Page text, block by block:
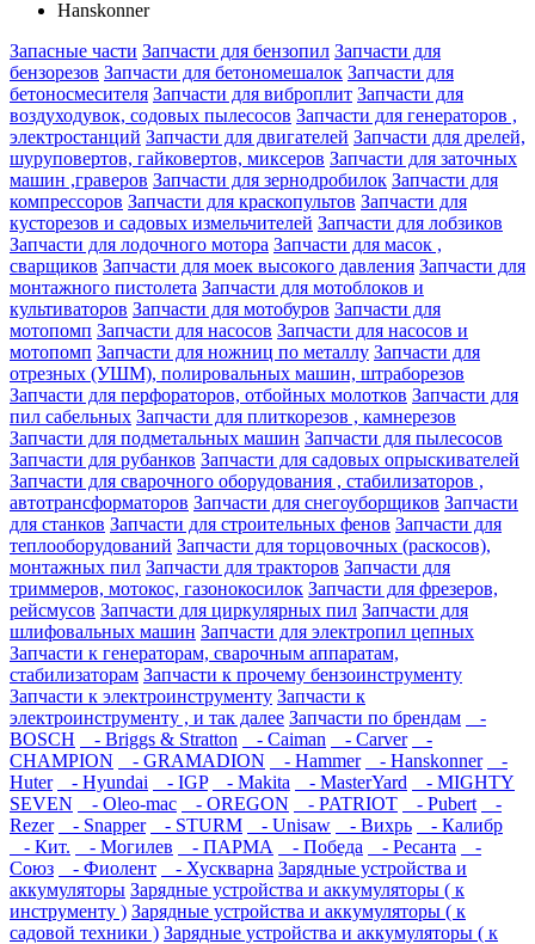
Hanskonner
Запасные части Запчасти для бензопил Запчасти для
бензорезов Запчасти для бетономешалок Запчасти для
бетоносмесителя Запчасти для виброплит Запчасти для
воздуходувок, содовых пылесосов Запчасти для генераторов ,
электростанций Запчасти для двигателей Запчасти для дрелей,
шуруповертов, гайковертов, миксеров Запчасти для заточных
машин ,граверов Запчасти для зернодробилок Запчасти для
компрессоров Запчасти для краскопультов Запчасти для
кусторезов и садовых измельчителей Запчасти для лобзиков
Запчасти для лодочного мотора Запчасти для масок ,
сварщиков Запчасти для моек высокого давления Запчасти для
монтажного пистолета Запчасти для мотоблоков и
культиваторов Запчасти для мотобуров Запчасти для
мотопомп Запчасти для насосов Запчасти для насосов и
мотопомп Запчасти для ножниц по металлу Запчасти для
отрезных (УШМ), полировальных машин, штраборезов
Запчасти для перфораторов, отбойных молотков Запчасти для
пил сабельных Запчасти для плиткорезов , камнерезов
Запчасти для подметальных машин Запчасти для пылесосов
Запчасти для рубанков Запчасти для садовых опрыскивателей
Запчасти для сварочного оборудования , стабилизаторов ,
автотрансформаторов Запчасти для снегоуборщиков Запчасти
для станков Запчасти для строительных фенов Запчасти для
теплооборудований Запчасти для торцовочных (раскосов),
монтажных пил Запчасти для тракторов Запчасти для
триммеров, мотокос, газонокосилок Запчасти для фрезеров,
рейсмусов Запчасти для циркулярных пил Запчасти для
шлифовальных машин Запчасти для электропил цепных
Запчасти к генераторам, сварочным аппаратам,
стабилизаторам Запчасти к прочему бензоинструменту
Запчасти к электроинструменту Запчасти к
электроинструменту , и так далее Запчасти по брендам
-
BOSCH
- Briggs & Stratton - Caiman - Carver
-
CHAMPION
- GRAMADION - Hammer - Hanskonner
-
Huter
- Hyundai - IGP - Makita - MasterYard
- MIGHTY
SEVEN
- Oleo-mac - OREGON - PATRIOT - Pubert
-
Rezer
- Snapper - STURM - Unisaw - Вихрь
- Калибр
- Кит.
- Могилев - ПАРМА - Победа - Ресанта
-
Союз
- Фиолент - Хускварна Зарядные устройства и
аккумуляторы Зарядные устройства и аккумуляторы ( к
инструменту ) Зарядные устройства и аккумуляторы ( к
садовой техники ) Зарядные устройства и аккумуляторы ( к